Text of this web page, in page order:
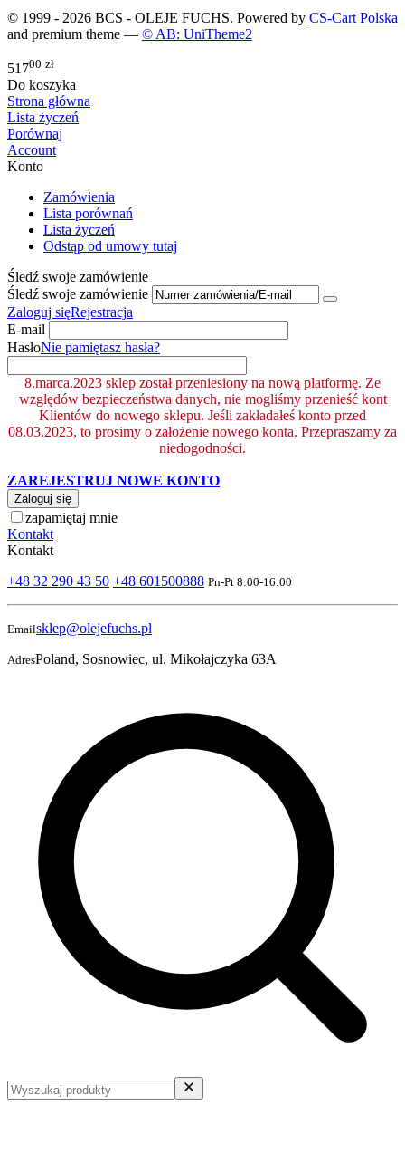
© 1999 - 2026 BCS - OLEJE FUCHS. Powered by CS-Cart Polska
and premium theme — © AB: UniTheme2
51700 zł
Do koszyka
Strona główna
Lista życzeń
Porównaj
Account
Konto
Zamówienia
Lista porównań
Lista życzeń
Odstąp od umowy tutaj
Śledź swoje zamówienie
Śledź swoje zamówienie
Zaloguj sięRejestracja
E-mail
HasłoNie pamiętasz hasła?
8.marca.2023 sklep został przeniesiony na nową platformę. Ze
względów bezpieczeństwa danych, nie mogliśmy przenieść kont
Klientów do nowego sklepu. Jeśli zakładałeś konto przed
08.03.2023, to prosimy o założenie nowego konta. Przepraszamy za
niedogodności.
ZAREJESTRUJ NOWE KONTO
Zaloguj się
zapamiętaj mnie
Kontakt
Kontakt
+48 32 290 43 50 +48 601500888 Pn-Pt 8:00-16:00
Emailsklep@olejefuchs.pl
AdresPoland, Sosnowiec, ul. Mikołajczyka 63A